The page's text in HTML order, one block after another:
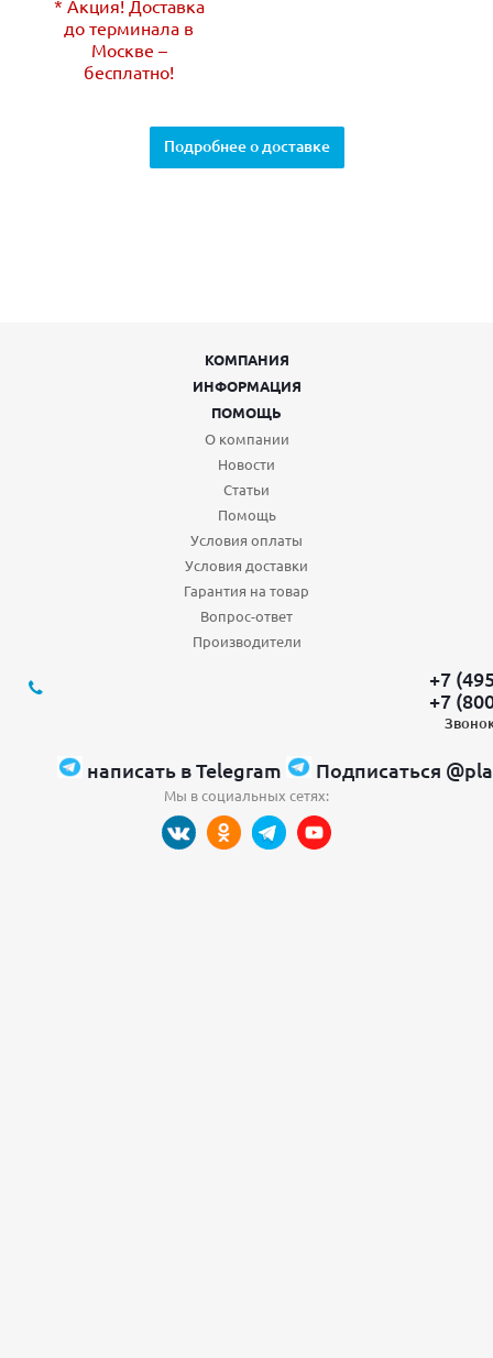
* Акция! Доставка
до терминала в
Москве –
бесплатно!
Подробнее о доставке
КОМПАНИЯ
ИНФОРМАЦИЯ
ПОМОЩЬ
О компании
Новости
Статьи
Помощь
Условия оплаты
Условия доставки
Гарантия на товар
Вопрос-ответ
Производители
+7
+7
написать в Telegram Подписаться
Мы в социальных сетях: